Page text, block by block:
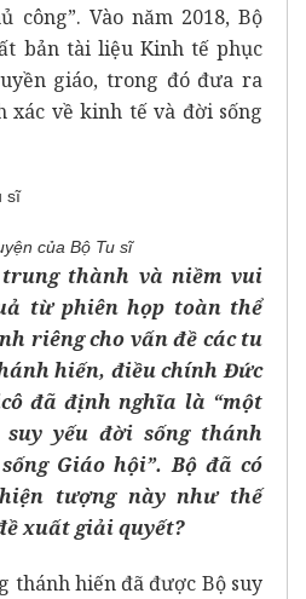
công”. Vào năm 2018, Bộ
bản tài liệu Kinh tế phục
giáo, trong đó đưa ra
xác về kinh tế và đời sống
của Bộ Tu sĩ
thành và niềm vui
từ phiên họp toàn thể
riêng cho vấn đề các tu
hiến, điều chính Đức
đã định nghĩa là “một
yếu đời sống thánh
Giáo hội”. Bộ đã có
tượng này như thế
xuất giải quyết?
thánh hiến đã được Bộ suy